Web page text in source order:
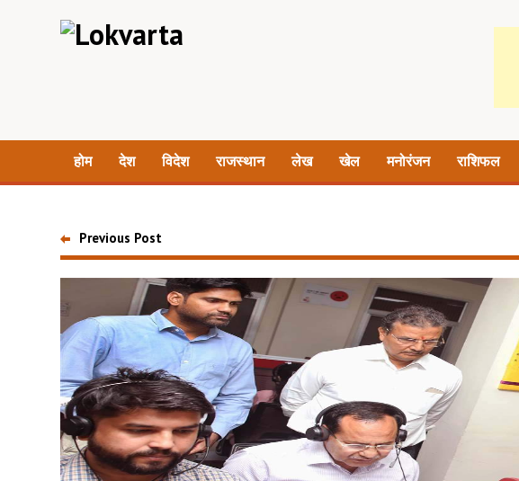
होम देश विदेश राजस्थान लेख खेल मनोरंजन राशिफल
Previous Post